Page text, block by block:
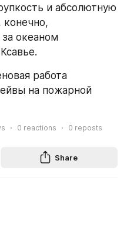
и абсолютную
конечно,
океаном
работа
на пожарной
0 reactions 0 reposts
Share